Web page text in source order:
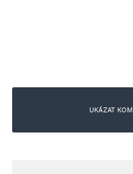
UKÁZAT